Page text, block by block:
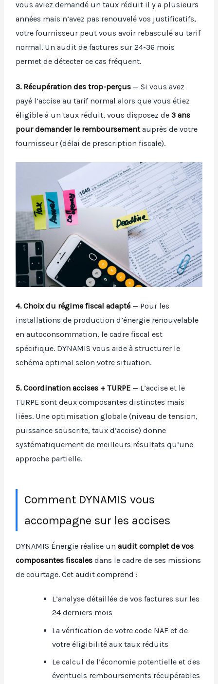
vous aviez demandé un taux réduit il y a plusieurs
années mais n’avez pas renouvelé vos justificatifs,
votre fournisseur peut vous avoir rebasculé au tarif
normal. Un audit de factures sur 24-36 mois
permet de détecter ce cas fréquent.
3. Récupération des trop-perçus — Si vous avez
payé l’accise au tarif normal alors que vous étiez
éligible à un taux réduit, vous disposez de3 ans
pour demander le remboursementauprès de votre
fournisseur (délai de prescription fiscale).
4. Choix du régime fiscal adapté — Pour les
installations de production d’énergie renouvelable
en autoconsommation, le cadre fiscal est
spécifique. DYNAMIS vous aide à structurer le
schéma optimal selon votre situation.
5. Coordination accises + TURPE — L’accise et le
TURPE sont deux composantes distinctes mais
liées. Une optimisation globale (niveau de tension,
puissance souscrite, taux d’accise) donne
systématiquement de meilleurs résultats qu’une
approche partielle.
Comment DYNAMIS vous
accompagne sur les accises
DYNAMIS Énergie réalise unaudit complet de vos
composantes fiscales dans le cadre de ses missions
de courtage. Cet audit comprend :
L’analyse détaillée de vos factures sur les
24 derniers mois
La vérification de votre code NAF et de
votre éligibilité aux taux réduits
Le calcul de l’économie potentielle et des
éventuels remboursements récupérables